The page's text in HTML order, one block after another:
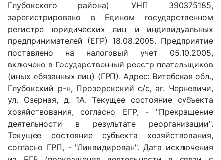
Глубокского района), УНП 390375185,
зарегистрировано в Едином государственном
регистре юридических лиц и индивидуальных
предпринимателей (ЕГР) 18.08.2005. Предприятие
поставлено на налоговый учет 05.10.2005,
включено в Государственный реестр плательщиков
(иных обязанных лиц) (ГРП). Адрес: Витебская обл.,
Глубокский р-н, Прозорокский с/с, аг. Черневичи,
ул. Озерная, д. 1А. Текущее состояние субъекта
хозяйствования, согласно ЕГР, - "Прекращение
деятельности в результате реорганизации".
Текущее состояние субъекта хозяйствования,
согласно ГРП, - "Ликвидирован". Дата исключения